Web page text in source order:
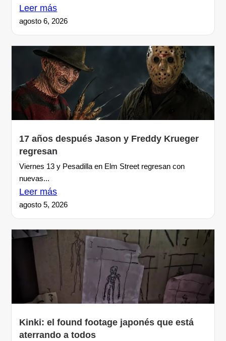
Leer más
agosto 6, 2026
17 años después Jason y Freddy Krueger
regresan
Viernes 13 y Pesadilla en Elm Street regresan con
nuevas...
Leer más
agosto 5, 2026
Kinki: el found footage japonés que está
aterrando a todos